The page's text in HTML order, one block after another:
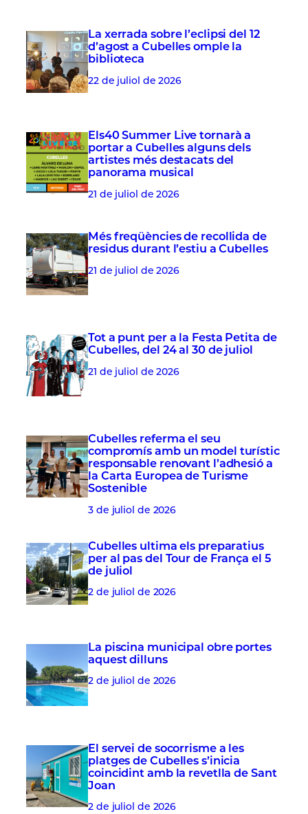
La xerrada sobre l’eclipsi del 12
d’agost a Cubelles omple la
biblioteca
22 de juliol de 2026
Els40 Summer Live tornarà a
portar a Cubelles alguns dels
artistes més destacats del
panorama musical
21 de juliol de 2026
Més freqüències de recollida de
residus durant l’estiu a Cubelles
21 de juliol de 2026
Tot a punt per a la Festa Petita de
Cubelles, del 24 al 30 de juliol
21 de juliol de 2026
Cubelles referma el seu
compromís amb un model turístic
responsable renovant l’adhesió a
la Carta Europea de Turisme
Sostenible
3 de juliol de 2026
Cubelles ultima els preparatius
per al pas del Tour de França el 5
de juliol
2 de juliol de 2026
La piscina municipal obre portes
aquest dilluns
2 de juliol de 2026
El servei de socorrisme a les
platges de Cubelles s’inicia
coincidint amb la revetlla de Sant
Joan
2 de juliol de 2026